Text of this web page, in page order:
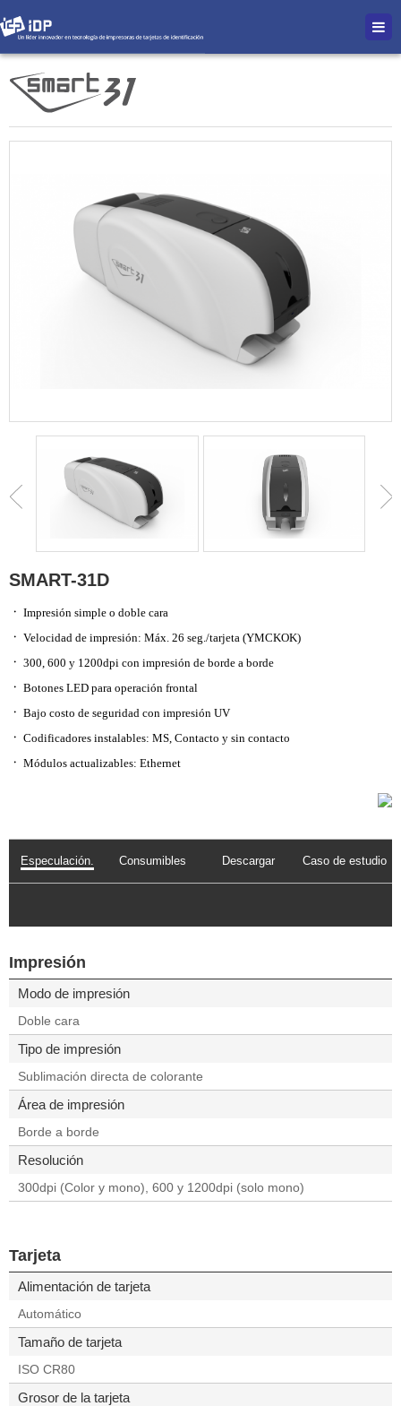
SMART-31D
ㆍ Impresión simple o doble cara
ㆍ Velocidad de impresión: Máx. 26 seg./tarjeta (YMCKOK)
ㆍ 300, 600 y 1200dpi con impresión de borde a borde
ㆍ Botones LED para operación frontal
ㆍ Bajo costo de seguridad con impresión UV
ㆍ Codificadores instalables: MS, Contacto y sin contacto
ㆍ Módulos actualizables: Ethernet
Especulación. Consumibles Descargar Caso de estudio
Impresión
Modo de impresión
Doble cara
Tipo de impresión
Sublimación directa de colorante
Área de impresión
Borde a borde
Resolución
300dpi (Color y mono), 600 y 1200dpi (solo mono)
Tarjeta
Alimentación de tarjeta
Automático
Tamaño de tarjeta
ISO CR80
Grosor de la tarjeta